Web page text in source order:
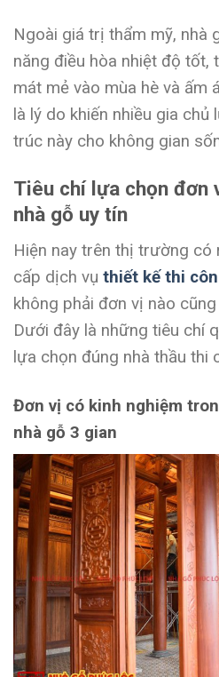
Ngoài giá trị thẩm mỹ, nhà
năng điều hòa nhiệt độ tốt,
mát mẻ vào mùa hè và ấm
là lý do khiến nhiều gia chủ
trúc này cho không gian
Tiêu chí lựa chọn đơn
nhà gỗ uy tín
Hiện nay trên thị trường có
cấp dịch vụ thiết kế thi
không phải đơn vị nào
Dưới đây là những tiêu chí
lựa chọn đúng nhà thầu thi
Đơn vị có kinh nghiệm
nhà gỗ 3 gian